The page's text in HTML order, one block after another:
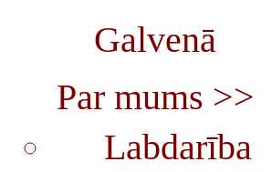
Galvenā
Par mums >>
Labdarība